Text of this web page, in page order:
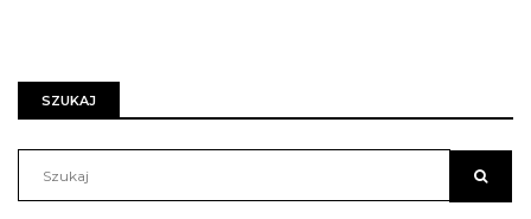
SZUKAJ